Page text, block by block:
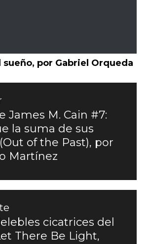
por Gabriel Orqueda
James M. Cain #7:
la suma de sus
of the Past), por
Martínez
cicatrices del
There Be Light,